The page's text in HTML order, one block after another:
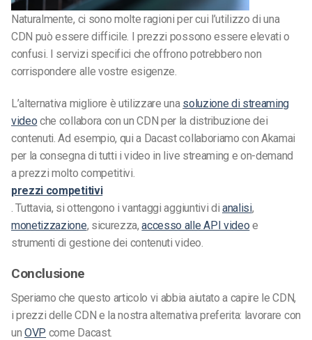
Naturalmente, ci sono molte ragioni per cui l’utilizzo di una
CDN può essere difficile. I prezzi possono essere elevati o
confusi. I servizi specifici che offrono potrebbero non
corrispondere alle vostre esigenze.
L’alternativa migliore è utilizzare una soluzione di streaming
video che collabora con un CDN per la distribuzione dei
contenuti. Ad esempio, qui a Dacast collaboriamo con Akamai
per la consegna di tutti i video in live streaming e on-demand
a prezzi molto competitivi.
prezzi competitivi
. Tuttavia, si ottengono i vantaggi aggiuntivi di analisi,
monetizzazione, sicurezza,accesso alle API video e
strumenti di gestione dei contenuti video.
Conclusione
Speriamo che questo articolo vi abbia aiutato a capire le CDN,
i prezzi delle CDN e la nostra alternativa preferita: lavorare con
unOVP come Dacast.